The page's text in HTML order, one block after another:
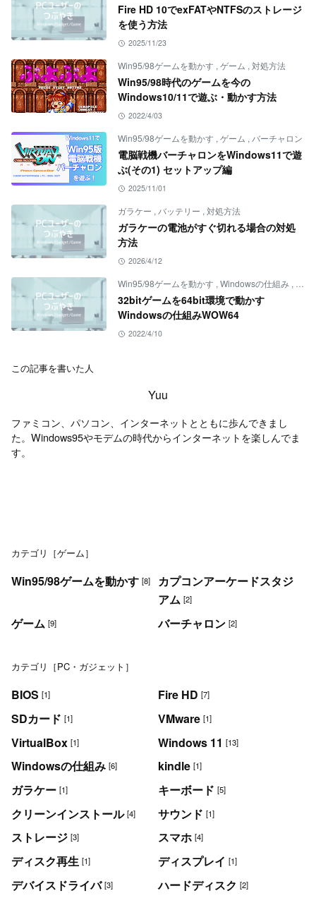
Fire HD 10でexFATやNTFSのストレージ
を使う方法
2025/11/23
Win95/98ゲームを動かす , ゲーム , 対処方法
Win95/98時代のゲームを今の
Windows10/11で遊ぶ・動かす方法
2022/4/03
Win95/98ゲームを動かす , ゲーム , バーチャロン
電脳戦機バーチャロンをWindows11で遊
ぶ(その1) セットアップ編
2025/11/01
ガラケー , バッテリー , 対処方法
ガラケーの電池がすぐ切れる場合の対処
方法
2026/4/12
Win95/98ゲームを動かす , Windowsの仕組み ,
32bitゲームを64bit環境で動かす
Windowsの仕組みWOW64
2022/4/10
この記事を書いた人
Yuu
ファミコン、パソコン、インターネットとともに歩んできまし
た。Windows95やモデムの時代からインターネットを楽しんでま
す。
カテゴリ［ゲーム］
Win95/98ゲームを動かす [8]
カプコンアーケードスタジ
アム [2]
ゲーム [9] バーチャロン [2]
カテゴリ［PC・ガジェット］
BIOS [1] Fire HD [7]
SDカード [1] VMware [1]
VirtualBox [1] Windows 11 [13]
Windowsの仕組み [6] kindle [1]
ガラケー [1] キーボード [5]
クリーンインストール [4] サウンド [1]
ストレージ [3] スマホ [4]
ディスク再生 [1] ディスプレイ [1]
デバイスドライバ [3] ハードディスク [2]